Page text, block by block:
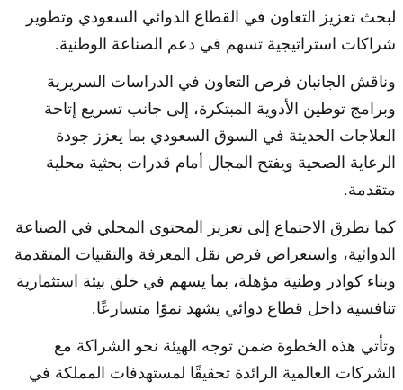
لبحث تعزيز التعاون في القطاع الدوائي السعودي وتطوير
شراكات استراتيجية تسهم في دعم الصناعة الوطنية.
وناقش الجانبان فرص التعاون في الدراسات السريرية
وبرامج توطين الأدوية المبتكرة، إلى جانب تسريع إتاحة
العلاجات الحديثة في السوق السعودي بما يعزز جودة
الرعاية الصحية ويفتح المجال أمام قدرات بحثية محلية
متقدمة.
كما تطرق الاجتماع إلى تعزيز المحتوى المحلي في الصناعة
الدوائية، واستعراض فرص نقل المعرفة والتقنيات المتقدمة
وبناء كوادر وطنية مؤهلة، بما يسهم في خلق بيئة استثمارية
تنافسية داخل قطاع دوائي يشهد نموًا متسارعًا.
وتأتي هذه الخطوة ضمن توجه الهيئة نحو الشراكة مع
الشركات العالمية الرائدة تحقيقًا لمستهدفات المملكة في